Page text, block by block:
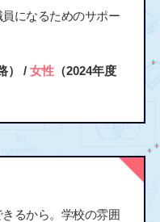
になるためのサポー
） / 女性（2024年度
るから。学校の雰囲